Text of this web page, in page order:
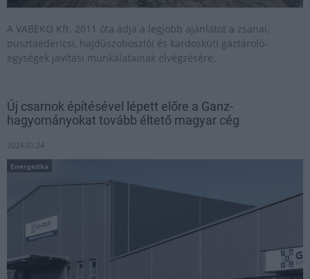
A VABEKO Kft. 2011 óta adja a legjobb ajánlatot a zsanai,
pusztaedericsi, hajdúszoboszlói és kardoskúti gáztároló-
egységek javítási munkálatainak elvégzésére.
Új csarnok építésével lépett előre a Ganz-
hagyományokat tovább éltető magyar cég
2024.01.24
Energetika